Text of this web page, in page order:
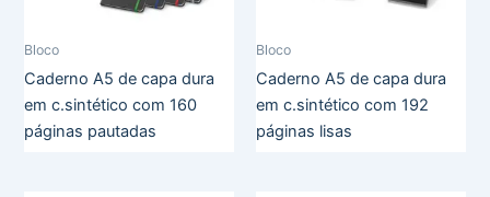
Bloco
Caderno A5 de capa dura
em c.sintético com 160
páginas pautadas
Bloco
Caderno A5 de capa dura
em c.sintético com 192
páginas lisas